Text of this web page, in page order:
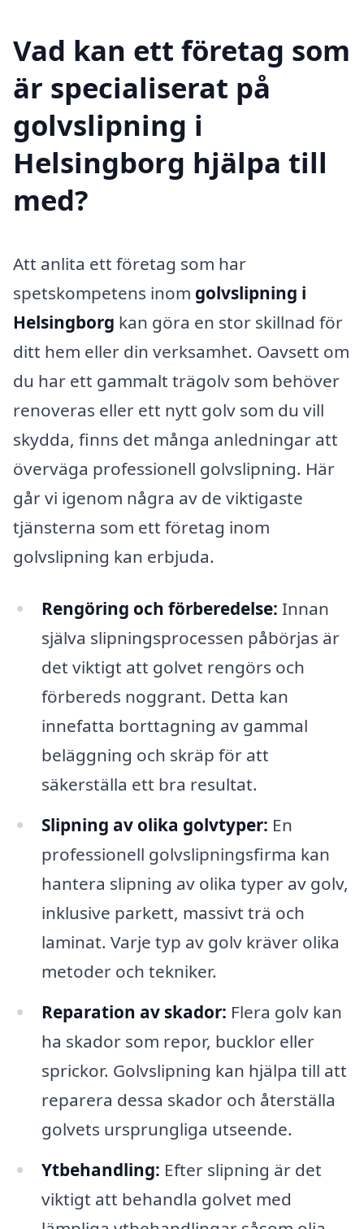
Vad kan ett företag som
är specialiserat på
golvslipning i
Helsingborg hjälpa till
med?
Att anlita ett företag som har
spetskompetens inom golvslipning i
Helsingborg kan göra en stor skillnad för
ditt hem eller din verksamhet. Oavsett om
du har ett gammalt trägolv som behöver
renoveras eller ett nytt golv som du vill
skydda, finns det många anledningar att
överväga professionell golvslipning. Här
går vi igenom några av de viktigaste
tjänsterna som ett företag inom
golvslipning kan erbjuda.
Rengöring och förberedelse: Innan
själva slipningsprocessen påbörjas är
det viktigt att golvet rengörs och
förbereds noggrant. Detta kan
innefatta borttagning av gammal
beläggning och skräp för att
säkerställa ett bra resultat.
Slipning av olika golvtyper: En
professionell golvslipningsfirma kan
hantera slipning av olika typer av golv,
inklusive parkett, massivt trä och
laminat. Varje typ av golv kräver olika
metoder och tekniker.
Reparation av skador: Flera golv kan
ha skador som repor, bucklor eller
sprickor. Golvslipning kan hjälpa till att
reparera dessa skador och återställa
golvets ursprungliga utseende.
Ytbehandling: Efter slipning är det
viktigt att behandla golvet med